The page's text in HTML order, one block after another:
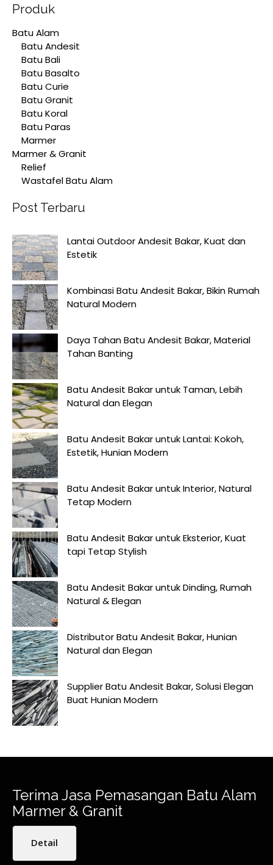
Produk
Batu Alam
Batu Andesit
Batu Bali
Batu Basalto
Batu Curie
Batu Granit
Batu Koral
Batu Paras
Marmer
Marmer & Granit
Relief
Wastafel Batu Alam
Post Terbaru
Lantai Outdoor Andesit Bakar, Kuat dan
Estetik
Kombinasi Batu Andesit Bakar, Bikin Rumah
Natural Modern
Daya Tahan Batu Andesit Bakar, Material
Tahan Banting
Batu Andesit Bakar untuk Taman, Lebih
Natural dan Elegan
Batu Andesit Bakar untuk Lantai: Kokoh,
Estetik, Hunian Modern
Batu Andesit Bakar untuk Interior, Natural
Tetap Modern
Batu Andesit Bakar untuk Eksterior, Kuat
tapi Tetap Stylish
Batu Andesit Bakar untuk Dinding, Rumah
Natural & Elegan
Distributor Batu Andesit Bakar, Hunian
Natural dan Elegan
Supplier Batu Andesit Bakar, Solusi Elegan
Buat Hunian Modern
Terima Jasa Pemasangan Batu Alam
Marmer & Granit
Detail